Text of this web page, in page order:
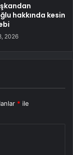
hakkında kesin
2026
* ile